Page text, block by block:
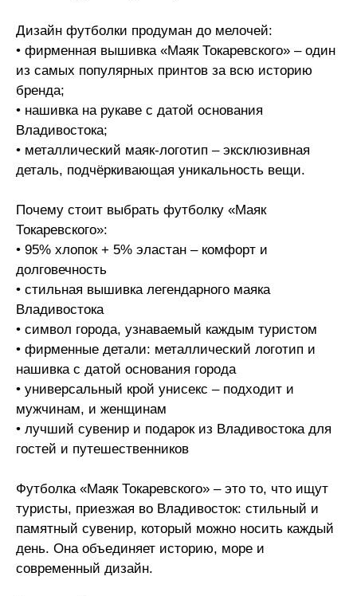
Дизайн футболки продуман до мелочей:
• фирменная вышивка «Маяк Токаревского» – один
из самых популярных принтов за всю историю
бренда;
• нашивка на рукаве с датой основания
Владивостока;
• металлический маяк-логотип – эксклюзивная
деталь, подчёркивающая уникальность вещи.
Почему стоит выбрать футболку «Маяк
Токаревского»:
• 95% хлопок + 5% эластан – комфорт и
долговечность
• стильная вышивка легендарного маяка
Владивостока
• символ города, узнаваемый каждым туристом
• фирменные детали: металлический логотип и
нашивка с датой основания города
• универсальный крой унисекс – подходит и
мужчинам, и женщинам
• лучший сувенир и подарок из Владивостока для
гостей и путешественников
Футболка «Маяк Токаревского» – это то, что ищут
туристы, приезжая во Владивосток: стильный и
памятный сувенир, который можно носить каждый
день. Она объединяет историю, море и
современный дизайн.